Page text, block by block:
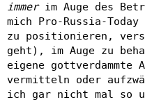
immerim Auge des
mich Pro-Russia-
zu positionieren,
geht), im Auge zu
eigene
vermitteln oder
ich gar nicht mal so